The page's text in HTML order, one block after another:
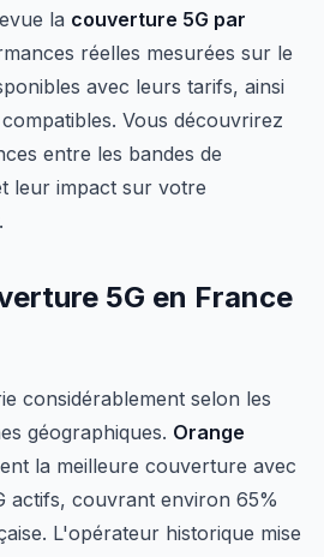
la couverture 5G par
réelles mesurées sur le
avec leurs tarifs, ainsi
Vous découvrirez
entre les bandes de
leur impact sur votre
5G en France
considérablement selon les
géographiques. Orange
la meilleure couverture avec
actifs, couvrant environ 65%
L'opérateur historique mise